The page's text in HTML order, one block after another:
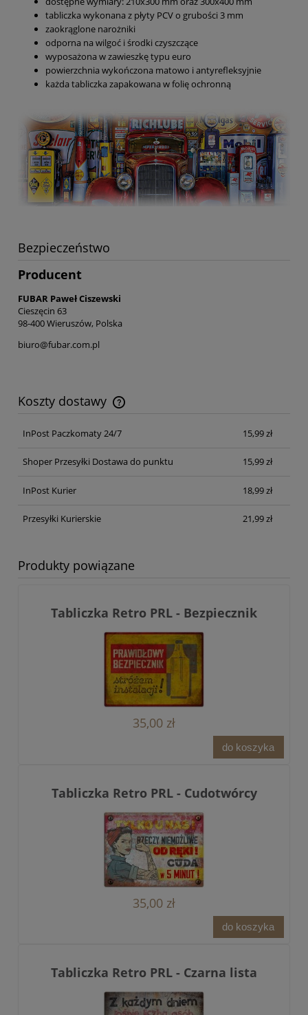
tabliczka wykonana z płyty PCV o grubości 3 mm
zaokrąglone narożniki
odporna na wilgoć i środki czyszczące
wyposażona w zawieszkę typu euro
powierzchnia wykończona matowo i antyrefleksyjnie
każda tabliczka zapakowana w folię ochronną
Bezpieczeństwo
Producent
FUBAR Paweł Ciszewski
Cieszęcin 63
98-400 Wieruszów, Polska
biuro@fubar.com.pl
Koszty dostawy
Cena nie zawiera ewentualnych kosztów płatności
InPost Paczkomaty 24/7
15,99 zł
Shoper Przesyłki Dostawa do punktu 15,99 zł
InPost Kurier 18,99 zł
Przesyłki Kurierskie 21,99 zł
Produkty powiązane
Tabliczka Retro PRL - Bezpiecznik
35,00 zł
do koszyka
Tabliczka Retro PRL - Cudotwórcy
35,00 zł
do koszyka
Tabliczka Retro PRL - Czarna lista